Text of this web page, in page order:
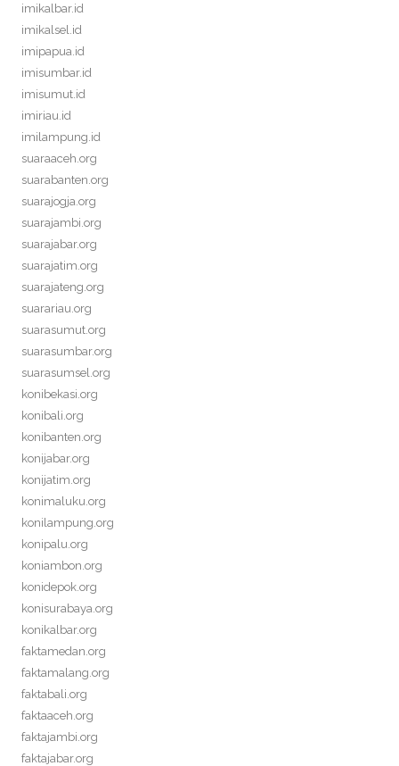
imikalbar.id
imikalsel.id
imipapua.id
imisumbar.id
imisumut.id
imiriau.id
imilampung.id
suaraaceh.org
suarabanten.org
suarajogja.org
suarajambi.org
suarajabar.org
suarajatim.org
suarajateng.org
suarariau.org
suarasumut.org
suarasumbar.org
suarasumsel.org
konibekasi.org
konibali.org
konibanten.org
konijabar.org
konijatim.org
konimaluku.org
konilampung.org
konipalu.org
koniambon.org
konidepok.org
konisurabaya.org
konikalbar.org
faktamedan.org
faktamalang.org
faktabali.org
faktaaceh.org
faktajambi.org
faktajabar.org